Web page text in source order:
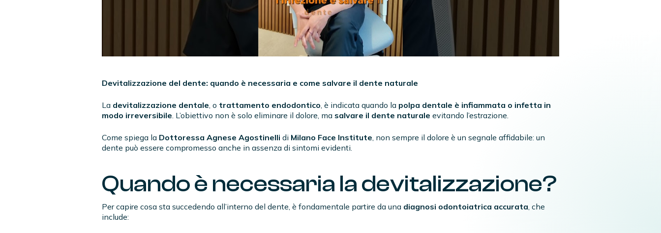
Devitalizzazione del dente: quando è necessaria e come salvare il dente naturale
La devitalizzazione dentale , o trattamento endodontico , è indicata quando la polpa dentale è infiammata o infetta in
modo irreversibile . L’obiettivo non è solo eliminare il dolore, ma salvare il dente naturale evitando l’estrazione.
Come spiega la Dottoressa Agnese Agostinelli di Milano Face Institute , non sempre il dolore è un segnale affidabile: un
dente può essere compromesso anche in assenza di sintomi evidenti.
Quando è necessaria la devitalizzazione?
Per capire cosa sta succedendo all’interno del dente, è fondamentale partire da una diagnosi odontoiatrica accurata , che
include: